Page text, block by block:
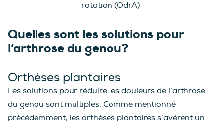
rotation (OdrA)
Quelles sont les solutions pour
l’arthrose du genou?
Orthèses plantaires
Les solutions pour réduire les douleurs de l’arthrose
du genou sont multiples. Comme mentionné
précédemment, les orthèses plantaires s’avèrent un